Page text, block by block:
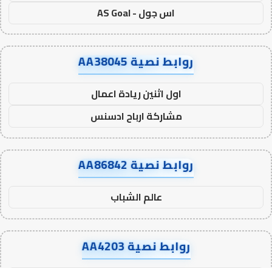
اس جول - AS Goal
روابط نصية AA38045
اول اثنين ريادة اعمال
مشاركة ارباح ادسنس
روابط نصية AA86842
عالم الشباب
روابط نصية AA4203